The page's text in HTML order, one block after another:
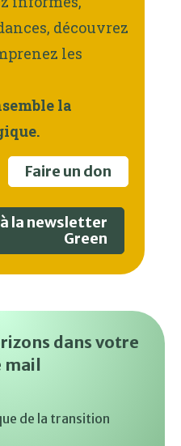
découvrez
les
la
Faire un don
la newsletter
Green
dans votre
mail
de la transition